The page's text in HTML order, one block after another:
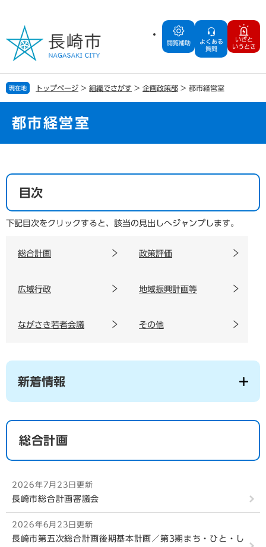
の
で
す
ー
ば
し
へ
閲覧補助
よくある
質問
いざと
いうとき
現在地 トップページ > 組織でさがす > 企画政策部 > 都市経営室
都市経営室
文
目次
下記目次をクリックすると、該当の見出しへジャンプします。
総合計画 政策評価
広域行政 地域振興計画等
ながさき若者会議 その他
新着情報
総合計画
2026年7月23日更新
長崎市総合計画審議会
2026年6月23日更新
長崎市第五次総合計画後期基本計画／第3期まち・ひと・し